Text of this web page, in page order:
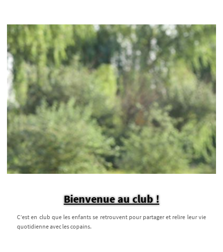
Bienvenue au club !
C’est en club que les enfants se retrouvent pour partager et relire leur vie
quotidienne avec les copains.